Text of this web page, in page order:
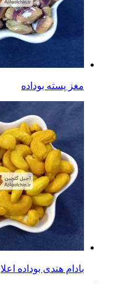
مغز پسته بوداده
بادام هندی بوداده اعلا